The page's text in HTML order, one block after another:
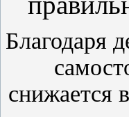
Благодаря
снижается